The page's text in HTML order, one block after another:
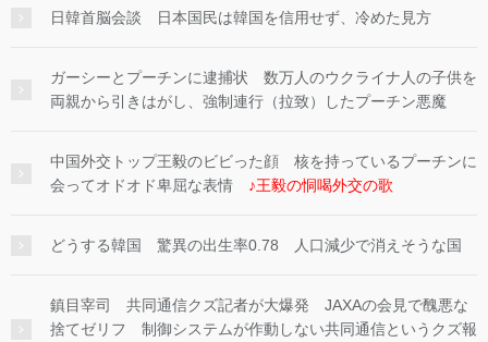
日韓首脳会談 日本国民は韓国を信用せず、冷めた見方
ガーシーとプーチンに逮捕状 数万人のウクライナ人の子供を
両親から引きはがし、強制連行（拉致）したプーチン悪魔
中国外交トップ王毅のビビった顔 核を持っているプーチンに
会ってオドオド卑屈な表情 ♪王毅の恫喝外交の歌
どうする韓国 驚異の出生率0.78 人口減少で消えそうな国
鎮目宰司 共同通信クズ記者が大爆発 JAXAの会見で醜悪な
捨てゼリフ 制御システムが作動しない共同通信というクズ報